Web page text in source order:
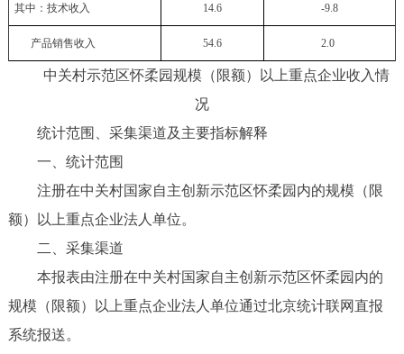
其中：技术收入 14.6 -9.8
产品销售收入 54.6 2.0
中关村示范区怀柔园规模（限额）以上重点企业收入情
况
统计范围、采集渠道及主要指标解释
一、统计范围
注册在中关村国家自主创新示范区怀柔园内的规模（限
额）以上重点企业法人单位。
二、采集渠道
本报表由注册在中关村国家自主创新示范区怀柔园内的
规模（限额）以上重点企业法人单位通过北京统计联网直报
系统报送。